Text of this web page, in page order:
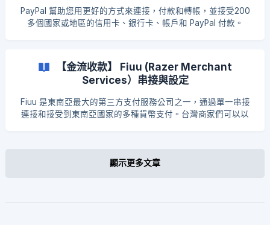
付！ 全支付官網 | Easy Store X 全支付 PX Pay Plus 優惠： 優
惠：手續費 2%（原價 2.5%） 申辦步驟： 成為 EasyStore 年
繳付費用戶 向 EasyStore 線上客服團隊索取全支付 PX Pay
手續費 2 % 如有進一步問題可洽丁小姐，聯繫 email：
sammi_ting@pxpayplus.com 步驟一：申請全支付帳號
PayPal 幫助您用更好的方式來連接，付款和轉帳，並接受200
多個國家或地區的信用卡、銀行卡、帳戶和 PayPal 付款。
右上角的「註冊」來進行註冊。 選擇「商業帳戶」→ 點選 「立
即註冊」 填入資料」
【金流收款】 Fiuu (Razer Merchant
Services）串接與設定
Fiuu 是東南亞最大的第三方支付服務公司之一，通過單一串接
連接和接受到東南亞國家的多種貨幣支付。台灣商家們可以以
EasyStore 的付費商家。 點擊 Regi
顯示更多文章